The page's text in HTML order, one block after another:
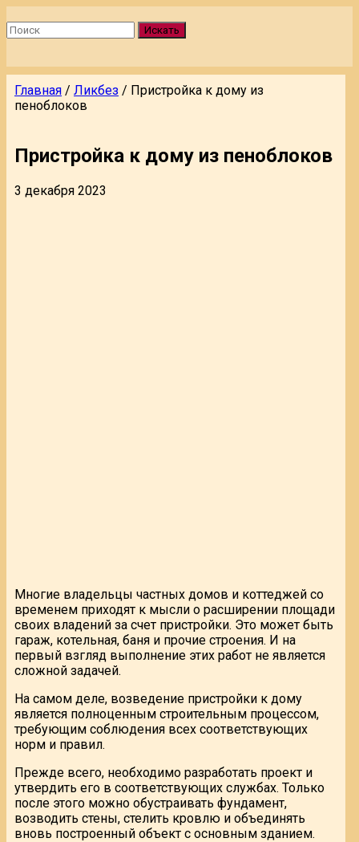
Искать
Главная / Ликбез / Пристройка к дому из
пеноблоков
Пристройка к дому из пеноблоков
3 декабря 2023
Многие владельцы частных домов и коттеджей со
временем приходят к мысли о расширении площади
своих владений за счет пристройки. Это может быть
гараж, котельная, баня и прочие строения. И на
первый взгляд выполнение этих работ не является
сложной задачей.
На самом деле, возведение пристройки к дому
является полноценным строительным процессом,
требующим соблюдения всех соответствующих
норм и правил.
Прежде всего, необходимо разработать проект и
утвердить его в соответствующих службах. Только
после этого можно обустраивать фундамент,
возводить стены, стелить кровлю и объединять
вновь построенный объект с основным зданием.